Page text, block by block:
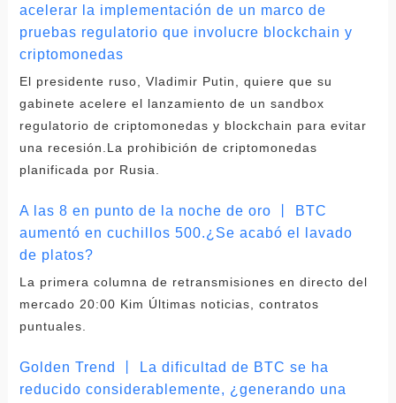
acelerar la implementación de un marco de
pruebas regulatorio que involucre blockchain y
criptomonedas
El presidente ruso, Vladimir Putin, quiere que su
gabinete acelere el lanzamiento de un sandbox
regulatorio de criptomonedas y blockchain para evitar
una recesión.La prohibición de criptomonedas
planificada por Rusia.
A las 8 en punto de la noche de oro 丨 BTC
aumentó en cuchillos 500.¿Se acabó el lavado
de platos?
La primera columna de retransmisiones en directo del
mercado 20:00 Kim Últimas noticias, contratos
puntuales.
Golden Trend 丨 La dificultad de BTC se ha
reducido considerablemente, ¿generando una